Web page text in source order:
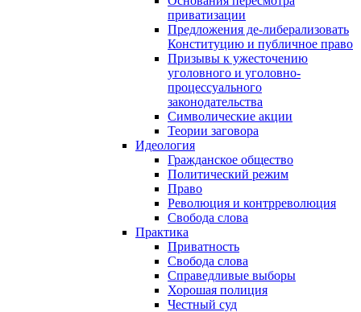
приватизации
Предложения де-либерализовать
Конституцию и публичное право
Призывы к ужесточению
уголовного и уголовно-
процессуального
законодательства
Символические акции
Теории заговора
Идеология
Гражданское общество
Политический режим
Право
Революция и контрреволюция
Свобода слова
Практика
Приватность
Свобода слова
Справедливые выборы
Хорошая полиция
Честный суд